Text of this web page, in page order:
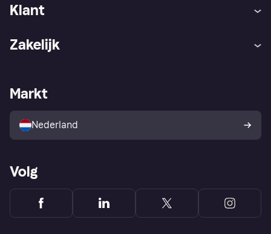
Klant
Winkeloverzicht
Kopersbescherming voor
consumenten
Zakelijk
Zakelijke login
Markt
Nederland
Volg